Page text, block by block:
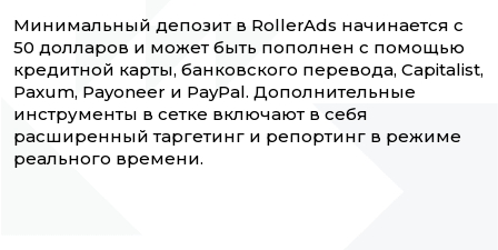
Минимальный депозит в RollerAds начинается с
50 долларов и может быть пополнен с помощью
кредитной карты, банковского перевода, Capitalist,
Paxum, Payoneer и PayPal. Дополнительные
инструменты в сетке включают в себя
расширенный таргетинг и репортинг в режиме
реального времени.